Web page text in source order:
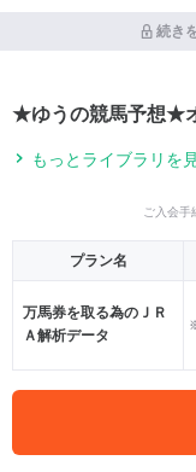
続き
★ゆうの競馬予想★
もっとライブラリを
ご入会手
プラン名
万馬券を取る為のＪＲ
Ａ解析データ